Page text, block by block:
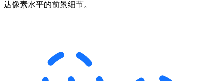
达像素水平的前景细节。